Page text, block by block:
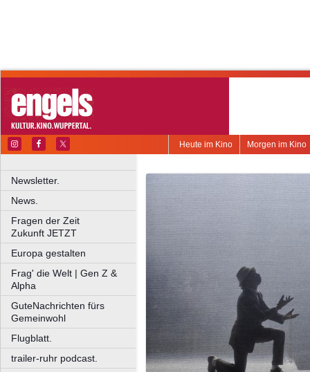
Morgen im Kino
Heute im Kino
Newsletter.
News.
Fragen der Zeit
Zukunft JETZT
Europa gestalten
Frag' die Welt | Gen Z &
Alpha
GuteNachrichten fürs
Gemeinwohl
Flugblatt.
trailer-ruhr podcast.